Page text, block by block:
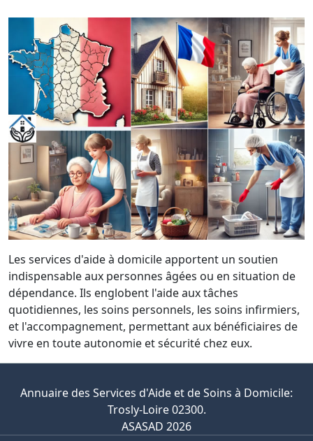
Les services d'aide à domicile apportent un soutien
indispensable aux personnes âgées ou en situation de
dépendance. Ils englobent l'aide aux tâches
quotidiennes, les soins personnels, les soins infirmiers,
et l'accompagnement, permettant aux bénéficiaires de
vivre en toute autonomie et sécurité chez eux.
Annuaire des Services d'Aide et de Soins à Domicile:
Trosly-Loire 02300.
ASASAD 2026